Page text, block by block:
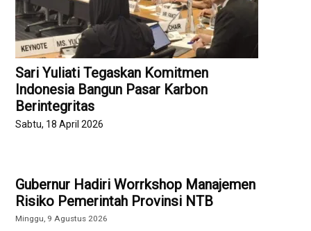
Sari Yuliati Tegaskan Komitmen
Indonesia Bangun Pasar Karbon
Berintegritas
Sabtu, 18 April 2026
Gubernur Hadiri Worrkshop Manajemen
Risiko Pemerintah Provinsi NTB
Minggu, 9 Agustus 2026